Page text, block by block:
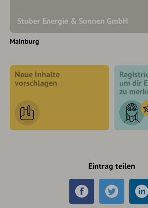
Stuber Energie & Sonnen GmbH
Mainburg
Neue Inhalte
vorschlagen
um dir
zu
Eintrag teilen